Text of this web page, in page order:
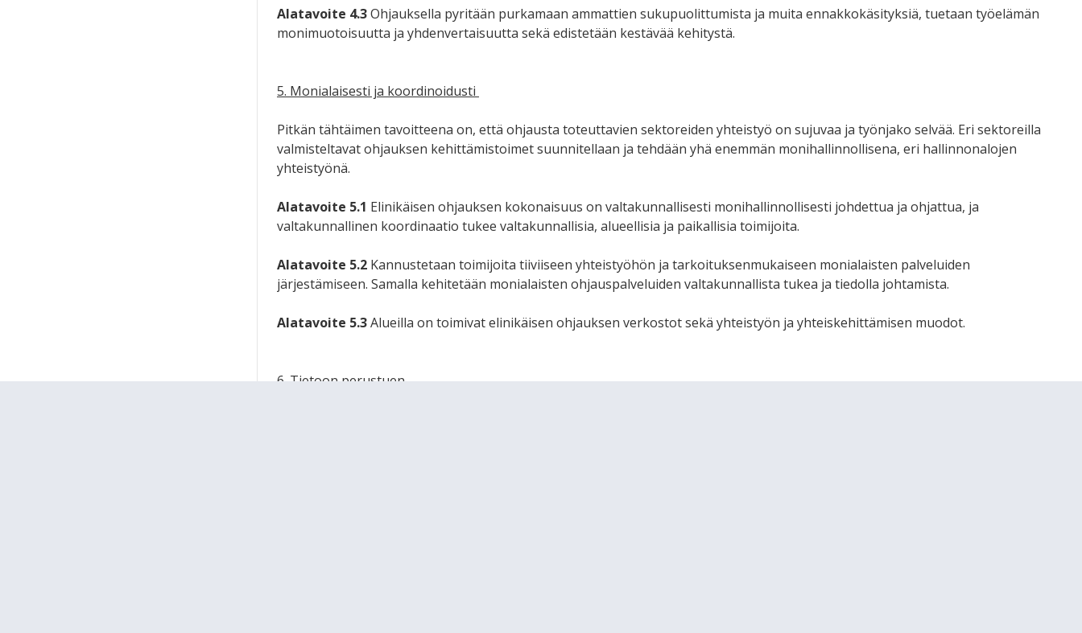
Alatavoite 4.3Ohjauksella pyritään purkamaan ammattien sukupuolittumista ja muita ennakkokäsityksiä, tuetaan työelämän
monimuotoisuutta ja yhdenvertaisuutta sekä edistetään kestävää kehitystä.
5. Monialaisesti ja koordinoidusti
Pitkän tähtäimen tavoitteena on, että ohjausta toteuttavien sektoreiden yhteistyö on sujuvaa ja työnjako selvää. Eri sektoreilla
valmisteltavat ohjauksen kehittämistoimet suunnitellaan ja tehdään yhä enemmän monihallinnollisena, eri hallinnonalojen
yhteistyönä.
Alatavoite 5.1 Elinikäisen ohjauksen kokonaisuus on valtakunnallisesti monihallinnollisesti johdettua ja ohjattua, ja
valtakunnallinen koordinaatio tukee valtakunnallisia, alueellisia ja paikallisia toimijoita.
Alatavoite 5.2 Kannustetaan toimijoita tiiviiseen yhteistyöhön ja tarkoituksenmukaiseen monialaisten palveluiden
järjestämiseen. Samalla kehitetään monialaisten ohjauspalveluiden valtakunnallista tukea ja tiedolla johtamista.
Alatavoite 5.3Alueilla on toimivat elinikäisen ohjauksen verkostot sekä yhteistyön ja yhteiskehittämisen muodot.
6. Tietoon perustuen